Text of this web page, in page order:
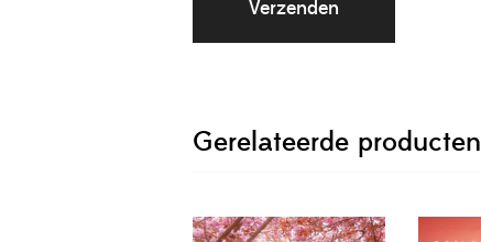
Gerelateerde producten